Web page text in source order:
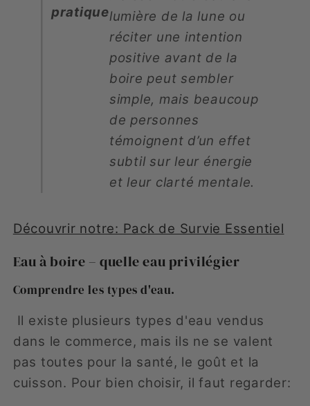
pratiquelumière de la lune ou
réciter une intention
positive avant de la
boire peut sembler
simple, mais beaucoup
de personnes
témoignent d’un effet
subtil sur leur énergie
et leur clarté mentale.
Découvrir notre: Pack de Survie Essentiel
Eau à boire – quelle eau privilégier
Comprendre les types d'eau.
Il existe plusieurs types d'eau vendus
dans le commerce, mais ils ne se valent
pas toutes pour la santé, le goût et la
cuisson. Pour bien choisir, il faut regarder: